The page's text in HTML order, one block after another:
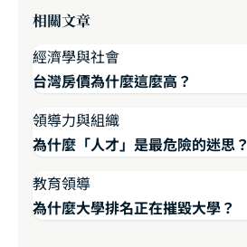
相關文章
經濟學與社會
台灣房價為什麼這麼高？
領導力與組織
為什麼「人才」是最危險的迷思？
教育領導
為什麼大學排名正在摧毀大學？